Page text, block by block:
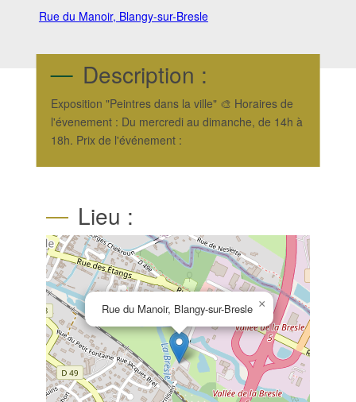
Rue du Manoir, Blangy-sur-Bresle
Description :
Exposition "Peintres dans la ville" 🎨 Horaires de
l'évenement : Du mercredi au dimanche, de 14h à
18h. Prix de l'événement :
Lieu :
Rue du Manoir, Blangy-sur-Bresle ×